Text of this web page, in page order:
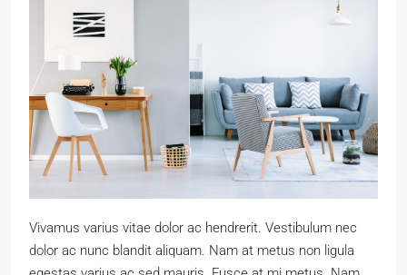
Vivamus varius vitae dolor ac hendrerit. Vestibulum nec
dolor ac nunc blandit aliquam. Nam at metus non ligula